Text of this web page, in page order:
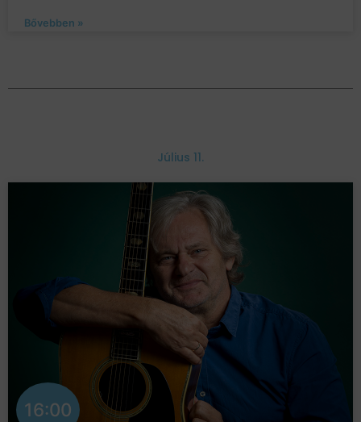
Bővebben »
Július 11.
16:00